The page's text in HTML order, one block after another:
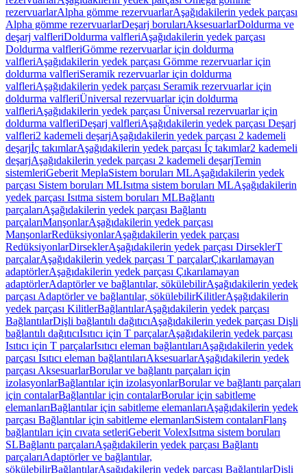
rezervuarlarAlpha gömme rezervuarlarAşağıdakilerin yedek parçası
Alpha gömme rezervuarlarDeşarj borularıAksesuarlarDoldurma ve
deşarj valfleriDoldurma valfleriAşağıdakilerin yedek parçası
Doldurma valfleriGömme rezervuarlar için doldurma
valfleriAşağıdakilerin yedek parçası Gömme rezervuarlar için
doldurma valfleriSeramik rezervuarlar için doldurma
valfleriAşağıdakilerin yedek parçası Seramik rezervuarlar için
doldurma valfleriÜniversal rezervuarlar için doldurma
valfleriAşağıdakilerin yedek parçası Üniversal rezervuarlar için
doldurma valfleriDeşarj valfleriAşağıdakilerin yedek parçası Deşarj
valfleri2 kademeli deşarjAşağıdakilerin yedek parçası 2 kademeli
deşarjİç takımlarAşağıdakilerin yedek parçası İç takımlar2 kademeli
deşarjAşağıdakilerin yedek parçası 2 kademeli deşarjTemin
sistemleriGeberit MeplaSistem boruları MLAşağıdakilerin yedek
parçası Sistem boruları MLIsıtma sistem boruları MLAşağıdakilerin
yedek parçası Isıtma sistem boruları MLBağlantı
parçalarıAşağıdakilerin yedek parçası Bağlantı
parçalarıManşonlarAşağıdakilerin yedek parçası
ManşonlarRedüksiyonlarAşağıdakilerin yedek parçası
RedüksiyonlarDirseklerAşağıdakilerin yedek parçası DirseklerT
parçalarAşağıdakilerin yedek parçası T parçalarÇıkarılamayan
adaptörlerAşağıdakilerin yedek parçası Çıkarılamayan
adaptörlerAdaptörler ve bağlantılar, sökülebilirAşağıdakilerin yedek
parçası Adaptörler ve bağlantılar, sökülebilirKilitlerAşağıdakilerin
yedek parçası KilitlerBağlantılarAşağıdakilerin yedek parçası
BağlantılarDişli bağlantılı dağıtıcıAşağıdakilerin yedek parçası Dişli
bağlantılı dağıtıcıIsıtıcı için T parçalarAşağıdakilerin yedek parçası
Isıtıcı için T parçalarIsıtıcı eleman bağlantılarıAşağıdakilerin yedek
parçası Isıtıcı eleman bağlantılarıAksesuarlarAşağıdakilerin yedek
parçası AksesuarlarBorular ve bağlantı parçaları için
izolasyonlarBağlantılar için izolasyonlarBorular ve bağlantı parçaları
için contalarBağlantılar için contalarBorular için sabitleme
elemanlarıBağlantılar için sabitleme elemanlarıAşağıdakilerin yedek
parçası Bağlantılar için sabitleme elemanlarıSistem contalarıFlanş
bağlantıları için cıvata setleriGeberit VolexIsıtma sistem boruları
SLBağlantı parçalarıAşağıdakilerin yedek parçası Bağlantı
parçalarıAdaptörler ve bağlantılar,
sökülebilirBağlantılarAşağıdakilerin yedek parçası BağlantılarDişli